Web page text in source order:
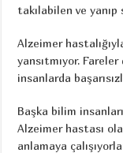
takılabilen ve yanıp
Alzeimer
yansıtmıyor.
insanlarda
Başka bilim
Alzeimer hastası
anlamaya